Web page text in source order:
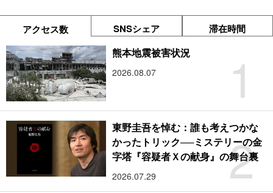
アクセス数 SNSシェア 滞在時間
1
熊本地震被害状況
2026.08.07
2
東野圭吾を悼む：誰も考えつかな
かったトリック──ミステリーの金
字塔『容疑者Ｘの献身』の舞台裏
2026.07.29